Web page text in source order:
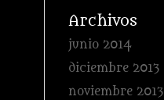
Archivos
junio 2014
diciembre 2013
noviembre 2013